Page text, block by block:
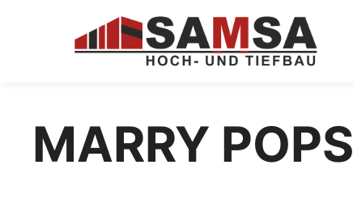
MARRY POPS